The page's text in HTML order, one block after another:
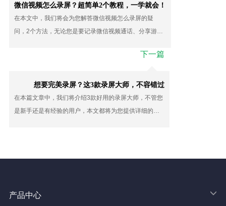
微信视频怎么录屏？超简单2个教程，一学就会！
在本文中，我们将会为您解答微信视频怎么录屏的疑
问，2个方法，无论您是要记录微信视频通话、分享游戏
下一篇
想要完美录屏？这3款录屏大师，不容错过
在本篇文章中，我们将介绍3款好用的录屏大师，不管您
是新手还是有经验的用户，本文都将为您提供详细的操
产品中心